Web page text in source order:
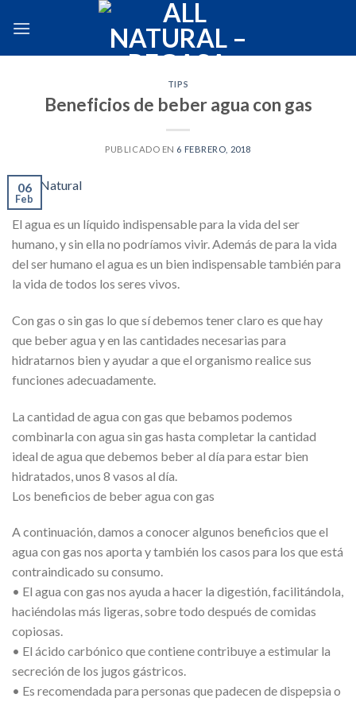
TIPS
Beneficios de beber agua con gas
PUBLICADO EN 6 FEBRERO, 2018
06
Feb
El agua es un líquido indispensable para la vida del ser
humano, y sin ella no podríamos vivir. Además de para la vida
del ser humano el agua es un bien indispensable también para
la vida de todos los seres vivos.
Con gas o sin gas lo que sí debemos tener claro es que hay
que beber agua y en las cantidades necesarias para
hidratarnos bien y ayudar a que el organismo realice sus
funciones adecuadamente.
La cantidad de agua con gas que bebamos podemos
combinarla con agua sin gas hasta completar la cantidad
ideal de agua que debemos beber al día para estar bien
hidratados, unos 8 vasos al día.
Los beneficios de beber agua con gas
A continuación, damos a conocer algunos beneficios que el
agua con gas nos aporta y también los casos para los que está
contraindicado su consumo.
• El agua con gas nos ayuda a hacer la digestión, facilitándola,
haciéndolas más ligeras, sobre todo después de comidas
copiosas.
• El ácido carbónico que contiene contribuye a estimular la
secreción de los jugos gástricos.
• Es recomendada para personas que padecen de dispepsia o